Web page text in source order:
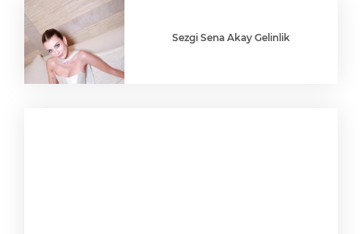
Sezgi Sena Akay Gelinlik